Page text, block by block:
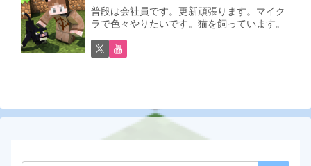
普段は会社員です。更新頑張ります。マイク
ラで色々やりたいです。猫を飼っています。